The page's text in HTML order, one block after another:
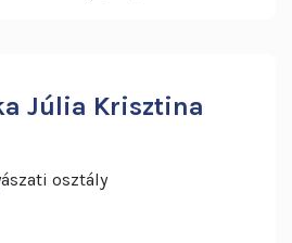
Júlia Krisztina
osztály